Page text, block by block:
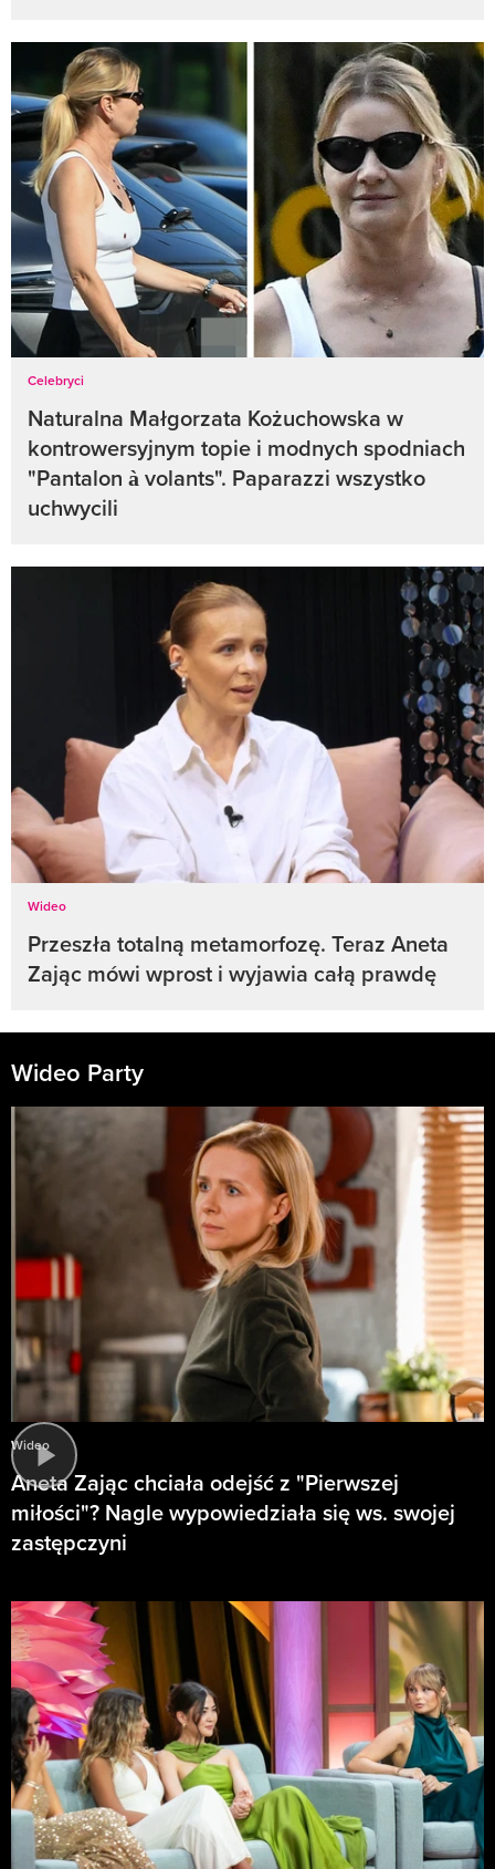
Celebryci
Naturalna Małgorzata Kożuchowska w
kontrowersyjnym topie i modnych spodniach
"Pantalon à volants". Paparazzi wszystko
uchwycili
Wideo
Przeszła totalną metamorfozę. Teraz Aneta
Zając mówi wprost i wyjawia całą prawdę
Wideo Party
Wideo
Aneta Zając chciała odejść z "Pierwszej
miłości"? Nagle wypowiedziała się ws. swojej
zastępczyni